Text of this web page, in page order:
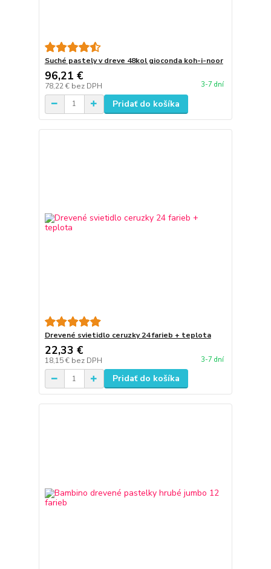
Suché pastely v dreve 48kol gioconda koh-i-noor
96,21 €
78,22 € bez DPH 3-7 dní
Pridať do košíka
Drevené svietidlo ceruzky 24 farieb + teplota
22,33 €
18,15 € bez DPH 3-7 dní
Pridať do košíka